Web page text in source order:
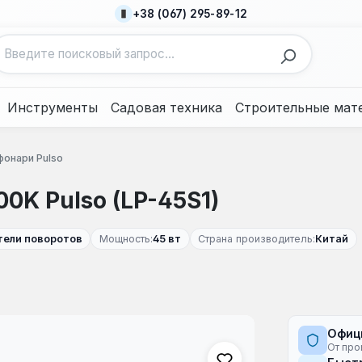
+38 (067) 295-89-12
Инструменты Садовая техника Строительные
Pulso
Pulso (LP-45S1)
поворотов Мощность:45 вт Страна производитель:Китай
От